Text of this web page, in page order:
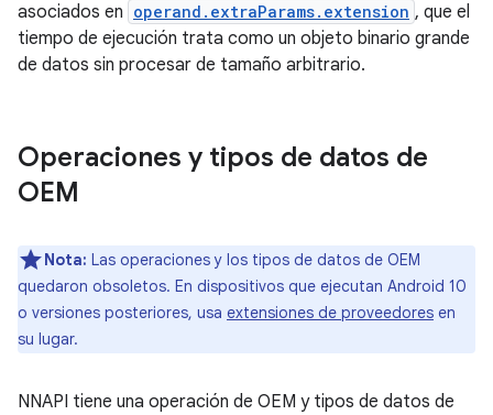
asociados en operand.extraParams.extension , que el
tiempo de ejecución trata como un objeto binario grande
de datos sin procesar de tamaño arbitrario.
Operaciones y tipos de datos de
OEM
Nota: Las operaciones y los tipos de datos de OEM
quedaron obsoletos. En dispositivos que ejecutan Android 10
o versiones posteriores, usa extensiones de proveedores en
su lugar.
NNAPI tiene una operación de OEM y tipos de datos de